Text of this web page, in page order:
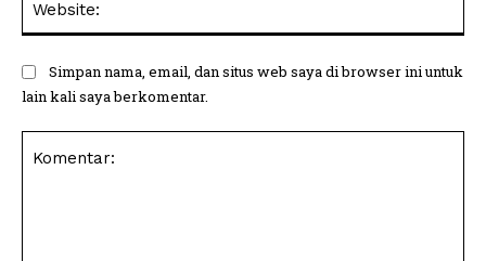
Simpan nama, email, dan situs web saya di browser ini untuk
lain kali saya berkomentar.